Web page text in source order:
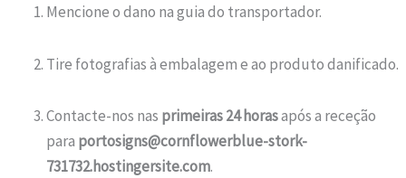
Mencione o dano na guia do transportador.
Tire fotografias à embalagem e ao produto danificado.
Contacte-nos nas primeiras 24 horasapós a receção
para portosigns@cornflowerblue-stork-
731732.hostingersite.com.